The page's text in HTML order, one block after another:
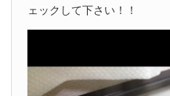
ェックして下さい！！